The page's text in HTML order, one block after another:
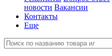
новости Вакансии
Контакты
Еще